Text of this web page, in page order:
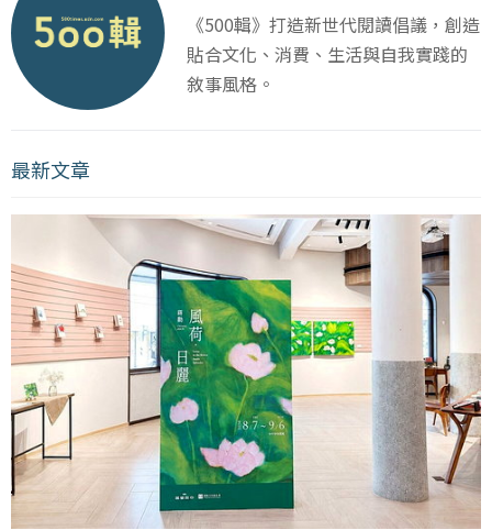
《500輯》打造新世代閱讀倡議，創造
貼合文化、消費、生活與自我實踐的
敘事風格。
最新文章